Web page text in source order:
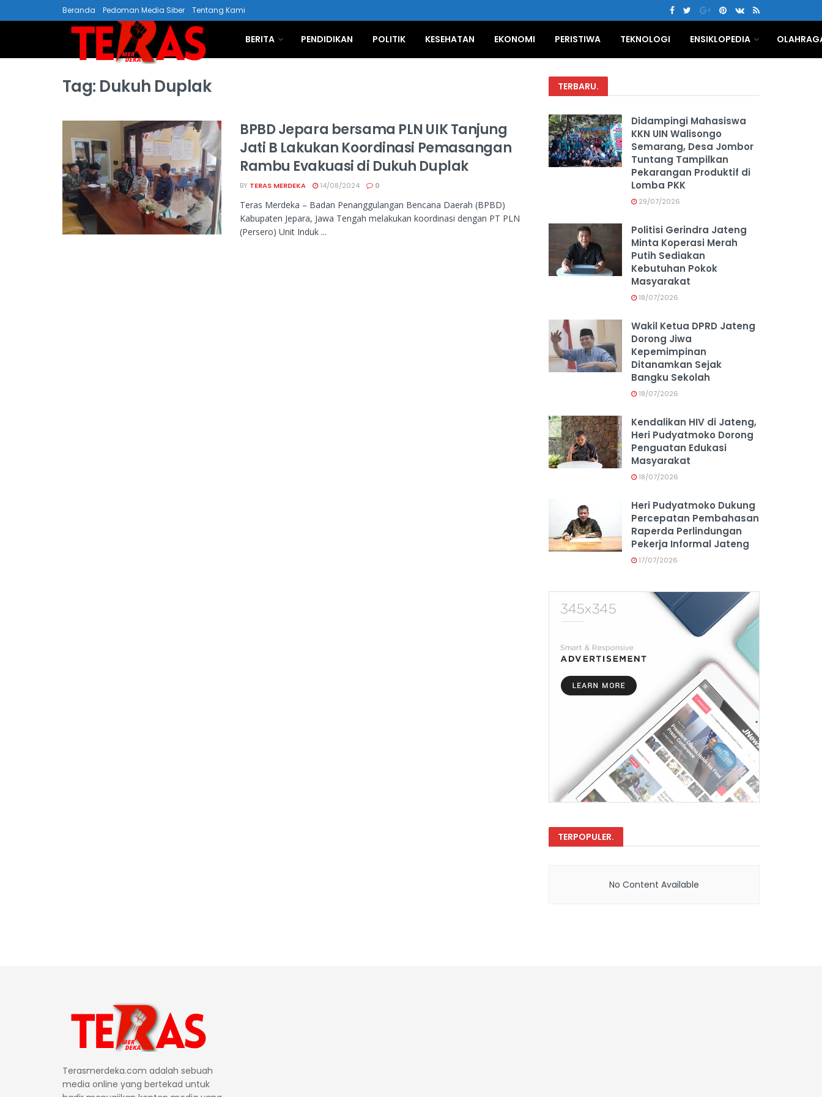
Beranda Pedoman Media Siber Tentang Kami
BERITA PENDIDIKAN POLITIK KESEHATAN EKONOMI PERISTIWA TEKNOLOGI ENSIKLOPEDIA
Tag: Dukuh Duplak
BPBD Jepara bersama PLN UIK Tanjung
Jati B Lakukan Koordinasi Pemasangan
Rambu Evakuasi di Dukuh Duplak
BY TERAS MERDEKA 14/08/2024 0
Teras Merdeka – Badan Penanggulangan Bencana Daerah (BPBD)
Kabupaten Jepara, Jawa Tengah melakukan koordinasi dengan PT PLN
(Persero) Unit Induk ...
TERBARU.
Didampingi Mahasiswa
KKN UIN Walisongo
Semarang, Desa Jombor
Tuntang Tampilkan
Pekarangan Produktif di
Lomba PKK
29/07/2026
Politisi Gerindra Jateng
Minta Koperasi Merah
Putih Sediakan
Kebutuhan Pokok
Masyarakat
18/07/2026
Wakil Ketua DPRD Jateng
Dorong Jiwa
Kepemimpinan
Ditanamkan Sejak
Bangku Sekolah
18/07/2026
Kendalikan HIV di Jateng,
Heri Pudyatmoko Dorong
Penguatan Edukasi
Masyarakat
18/07/2026
Heri Pudyatmoko Dukung
Percepatan Pembahasan
Raperda Perlindungan
Pekerja Informal Jateng
17/07/2026
TERPOPULER.
No Content Available
Terasmerdeka.com adalah sebuah
media online yang bertekad untuk